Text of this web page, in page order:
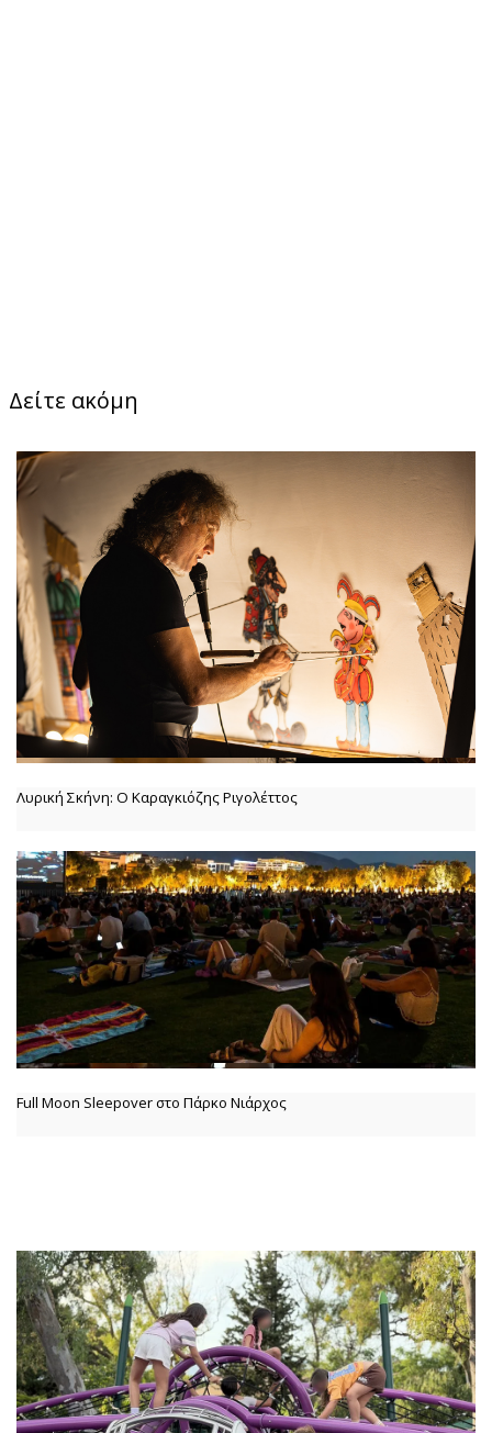
Δείτε ακόμη
Λυρική Σκήνη: Ο Καραγκιόζης Ριγολέττος
Full Moon Sleepover στο Πάρκο Νιάρχος